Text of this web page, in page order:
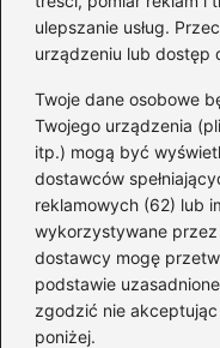
ulepszanie usług.
urządzeniu lub dostęp
Twoje dane osobowe
Twojego urządzenia
itp.) mogą być
dostawców
reklamowych (62) lub
wykorzystywane
dostawcy mogę
podstawie
zgodzić nie
poniżej.
Co grozi
uprawnień
jakie są
2026-05-25